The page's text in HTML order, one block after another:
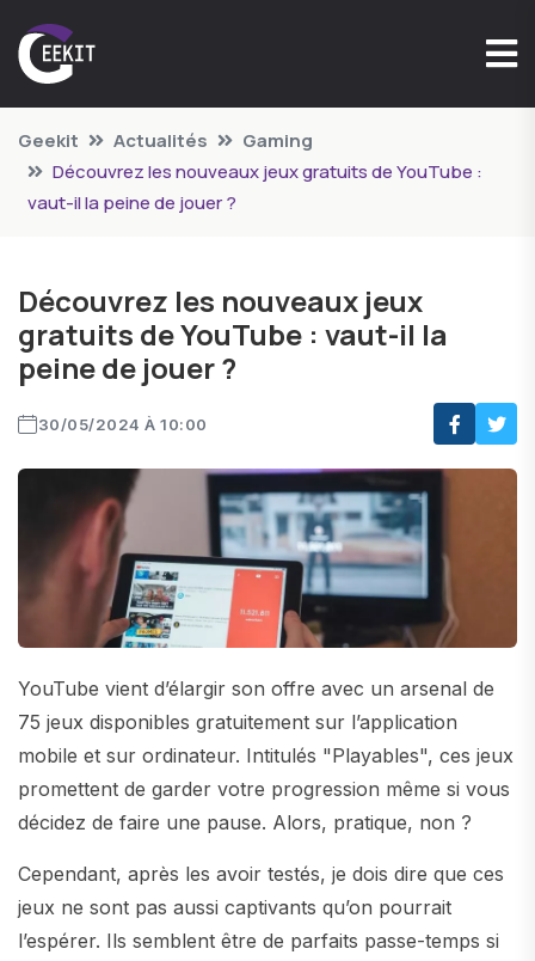
Geekit Actualités
Gaming
Découvrez les nouveaux jeux gratuits de YouTube :
vaut-il la peine de jouer ?
Découvrez les nouveaux jeux
gratuits de YouTube : vaut-il la
peine de jouer ?
30/05/2024 À 10:00
YouTube vient d’élargir son offre avec un arsenal de
75 jeux disponibles gratuitement sur l’application
mobile et sur ordinateur. Intitulés "Playables", ces jeux
promettent de garder votre progression même si vous
décidez de faire une pause. Alors, pratique, non ?
Cependant, après les avoir testés, je dois dire que ces
jeux ne sont pas aussi captivants qu’on pourrait
l’espérer. Ils semblent être de parfaits passe-temps si